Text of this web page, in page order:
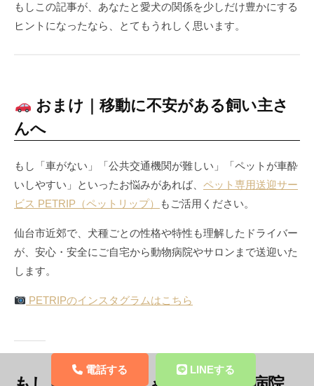
もしこの記事が、あなたと愛犬の関係を少しだけ豊かにする
ヒントになったなら、とてもうれしく思います。
おまけ｜移動に不安がある飼い主さ
んへ
もし「車がない」「公共交通機関が難しい」「ペットが車酔
いしやすい」といったお悩みがあれば、 ペット専用送迎サー
ビス PETRIP（ペットリップ）
もご活用ください。
仙台市近郊で、犬種ごとの性格や特性も理解したドライバー
が、安心・安全にご自宅から動物病院やサロンまで送迎いた
します。
PETRIPのインスタグラムはこちら
電話する LINEする